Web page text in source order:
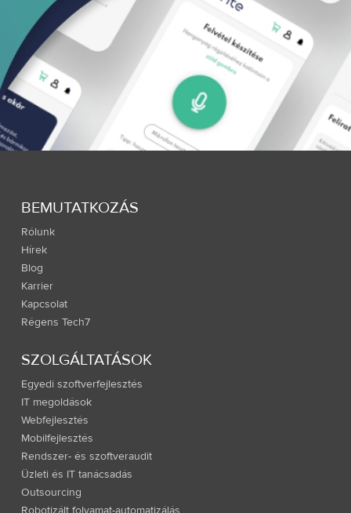
BEMUTATKOZÁS
Rólunk
Hírek
Blog
Karrier
Kapcsolat
Régens Tech7
SZOLGÁLTATÁSOK
Egyedi szoftverfejlesztés
IT megoldások
Webfejlesztés
Mobilfejlesztés
Rendszer- és szoftveraudit
Üzleti és IT tanácsadás
Outsourcing